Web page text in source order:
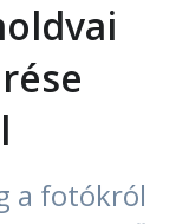
a fotókról